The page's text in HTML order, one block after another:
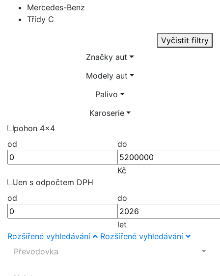
Mercedes-Benz
Třídy C
Vyčistit filtry
Značky aut
Modely aut
Palivo
Karoserie
pohon 4x4
od
do
Kč
Jen s odpočtem DPH
od
do
let
Rozšířené vyhledávání
Rozšířené vyhledávání
Převodovka